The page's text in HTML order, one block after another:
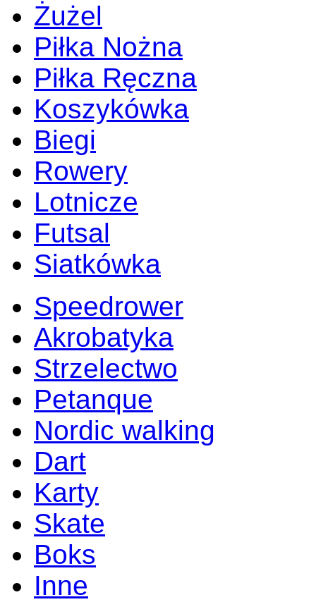
Żużel
Piłka Nożna
Piłka Ręczna
Koszykówka
Biegi
Rowery
Lotnicze
Futsal
Siatkówka
Speedrower
Akrobatyka
Strzelectwo
Petanque
Nordic walking
Dart
Karty
Skate
Boks
Inne